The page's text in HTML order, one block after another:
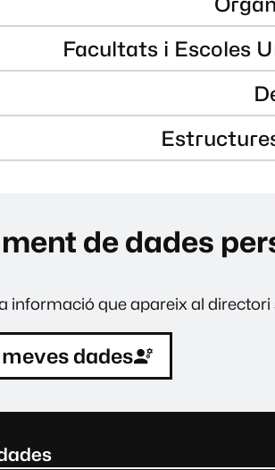
Facultats i Escoles
de dades
informació que apareix al
dades